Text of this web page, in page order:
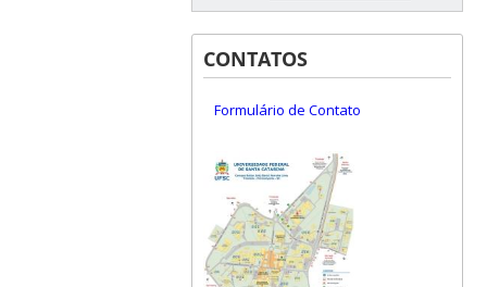
CONTATOS
Formulário de Contato